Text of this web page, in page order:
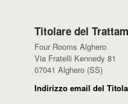
Titolare del
Four Rooms Alghero
Via Fratelli Kennedy 81
07041 Alghero (SS)
Indirizzo email del